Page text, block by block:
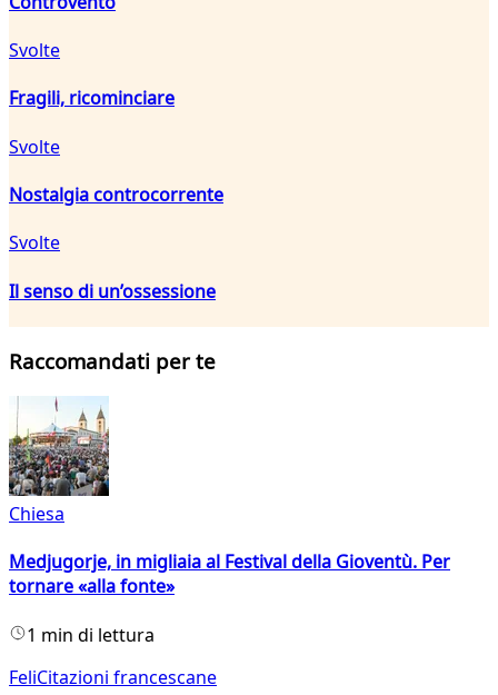
Svolte
Fragili, ricominciare
Svolte
Nostalgia controcorrente
Svolte
Il senso di un’ossessione
Raccomandati per te
Chiesa
Medjugorje, in migliaia al Festival della Gioventù. Per
tornare «alla fonte»
1 min di lettura
FeliCitazioni francescane